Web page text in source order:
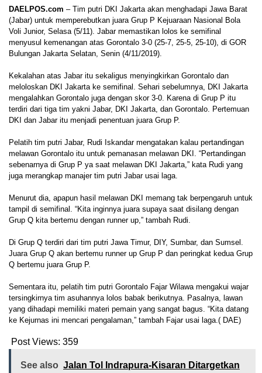
DAELPOS.com – Tim putri DKI Jakarta akan menghadapi Jawa Barat
(Jabar) untuk memperebutkan juara Grup P Kejuaraan Nasional Bola
Voli Junior, Selasa (5/11). Jabar memastikan lolos ke semifinal
menyusul kemenangan atas Gorontalo 3-0 (25-7, 25-5, 25-10), di GOR
Bulungan Jakarta Selatan, Senin (4/11/2019).
Kekalahan atas Jabar itu sekaligus menyingkirkan Gorontalo dan
meloloskan DKI Jakarta ke semifinal. Sehari sebelumnya, DKI Jakarta
mengalahkan Gorontalo juga dengan skor 3-0. Karena di Grup P itu
terdiri dari tiga tim yakni Jabar, DKI Jakarta, dan Gorontalo. Pertemuan
DKI dan Jabar itu menjadi penentuan juara Grup P.
Pelatih tim putri Jabar, Rudi Iskandar mengatakan kalau pertandingan
melawan Gorontalo itu untuk pemanasan melawan DKI. “Pertandingan
sebenarnya di Grup P ya saat melawan DKI Jakarta,” kata Rudi yang
juga merangkap manajer tim putri Jabar usai laga.
Menurut dia, apapun hasil melawan DKI memang tak berpengaruh untuk
tampil di semifinal. “Kita inginnya juara supaya saat disilang dengan
Grup Q kita bertemu dengan runner up,” tambah Rudi.
Di Grup Q terdiri dari tim putri Jawa Timur, DIY, Sumbar, dan Sumsel.
Juara Grup Q akan bertemu runner up Grup P dan peringkat kedua Grup
Q bertemu juara Grup P.
Sementara itu, pelatih tim putri Gorontalo Fajar Wilawa mengakui wajar
tersingkirnya tim asuhannya lolos babak berikutnya. Pasalnya, lawan
yang dihadapi memiliki materi pemain yang sangat bagus. “Kita datang
ke Kejurnas ini mencari pengalaman,” tambah Fajar usai laga.( DAE)
Post Views: 359
See also Jalan Tol Indrapura-Kisaran Ditargetkan